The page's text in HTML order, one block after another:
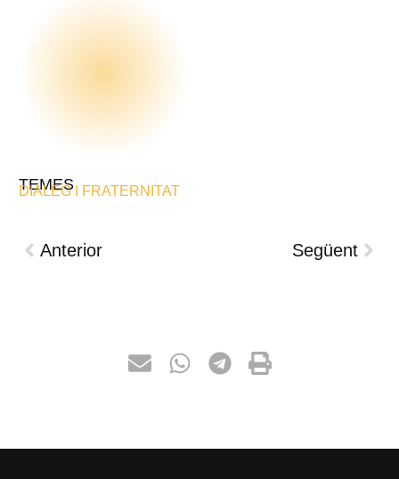
TEMES
DIÀLEG I FRATERNITAT
Anterior Següent